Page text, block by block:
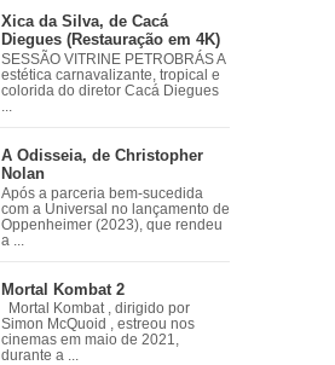
Xica da Silva, de Cacá
Diegues (Restauração em 4K)
SESSÃO VITRINE PETROBRÁS A
estética carnavalizante, tropical e
colorida do diretor Cacá Diegues
A Odisseia, de Christopher
Nolan
Após a parceria bem-sucedida
com a Universal no lançamento de
Oppenheimer (2023), que rendeu
a ...
Mortal Kombat 2
Mortal Kombat , dirigido por
Simon McQuoid , estreou nos
cinemas em maio de 2021,
durante a ...